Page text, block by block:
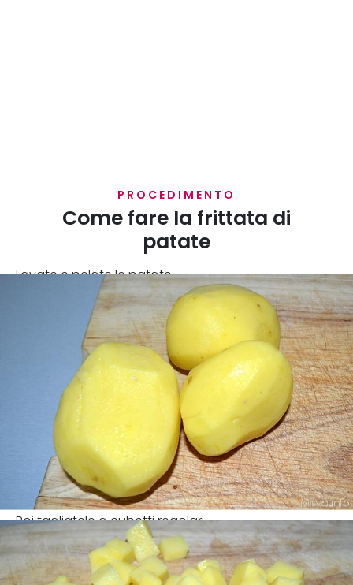
PROCEDIMENTO
Come fare la frittata di
patate
Lavate e pelate le patate
Poi tagliatele a cubetti regolari